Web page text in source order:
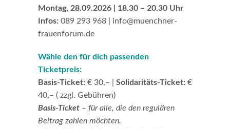
Montag, 28.09.2026 | 18.30 – 20.30 Uhr
Infos: 089 293 968 | info@muenchner-
frauenforum.de
Wähle den für dich passenden
Ticketpreis:
Basis-Ticket: € 30,– | Solidaritäts-Ticket: €
40,– ( zzgl. Gebühren)
Basis-Ticket – für alle, die den regulären
Beitrag zahlen möchten.